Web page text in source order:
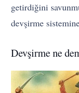
getirdiğini
devşirme
Devşirme ne